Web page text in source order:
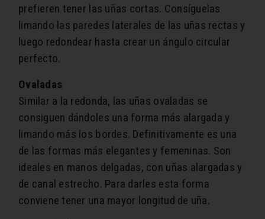
prefieren tener las uñas cortas. Consíguelas
limando las paredes laterales de las uñas rectas y
luego redondear hasta crear un ángulo circular
perfecto.
Ovaladas
Similar a la redonda, las uñas ovaladas se
consiguen dándoles una forma más alargada y
limando más los bordes. Definitivamente es una
de las formas más elegantes y femeninas. Son
ideales en manos delgadas, con uñas alargadas y
de canal estrecho. Para darles esta forma
conviene tener una mayor longitud de uña.